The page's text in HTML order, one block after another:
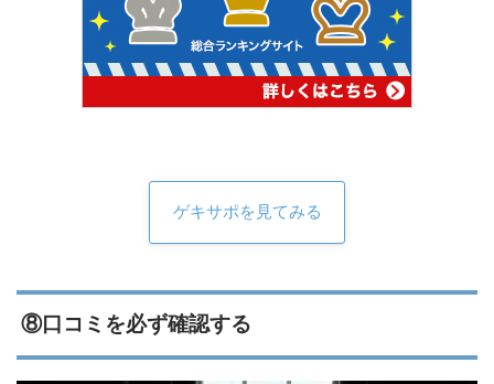
ゲキサポを見てみる
⑧口コミを必ず確認する